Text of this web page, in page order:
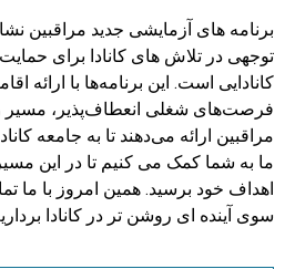
برنامه های آزمایشی جدید مراقبین
توجهی در تلاش های کانادا برای
کانادایی است. این برنامه‌ها با ارائه
فرصت‌های شغلی انعطاف‌پذیر، مسیر
مراقبین ارائه می‌دهند تا به جامعه
ما به شما کمک می کنیم تا در این
اهداف خود برسید. همین امروز با ما
سوی آینده ای روشن تر در کانادا